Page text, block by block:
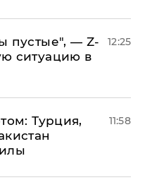
пустые", — Z-
ситуацию в
12:25
Турция,
11:58